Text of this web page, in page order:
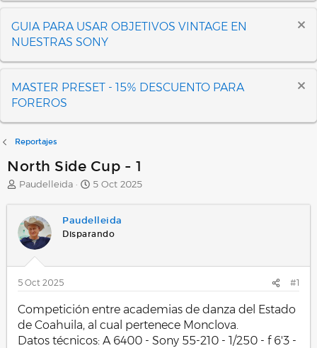
GUIA PARA USAR OBJETIVOS VINTAGE EN
NUESTRAS SONY
MASTER PRESET - 15% DESCUENTO PARA
FOREROS
Reportajes
North Side Cup - 1
A
o
r
Paudelleida
F
h
a
c
i
o
5 Oct 2025
Paudelleida
Disparando
5 Oct 2025 #1
Competición entre academias de danza del Estado
de Coahuila, al cual pertenece Monclova.
Datos técnicos: A 6400 - Sony 55-210 - 1/250 - f 6'3 -